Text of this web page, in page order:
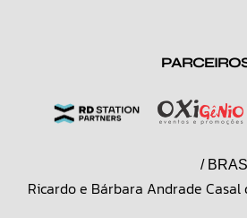
/
Ricardo e Bárbara Andrade